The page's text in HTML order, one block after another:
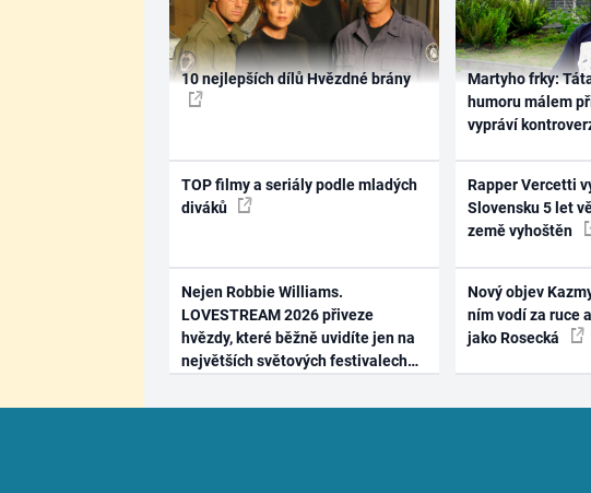
10 nejlepších dílů Hvězdné brány
TOP filmy a seriály podle mladých
diváků
Nejen Robbie Williams.
LOVESTREAM 2026 přiveze
hvězdy, které běžně uvidíte jen na
největších světových festivalech
Martyho frky:
humoru málem
vypráví
Rapper Vercetti
Slovensku 5 let
země vyhoštěn
Nový objev
ním vodí za ruce
jako Rosecká